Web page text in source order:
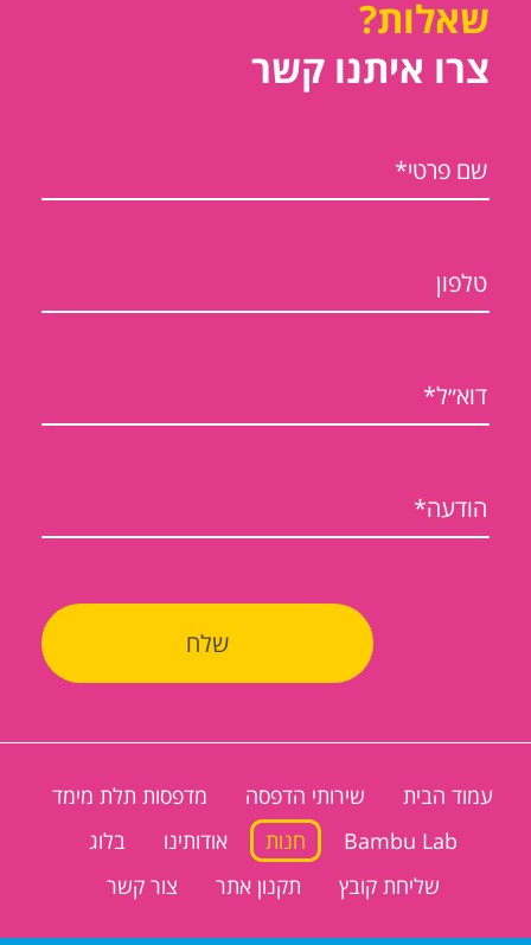
שאלות?
צרו איתנו קשר
עמוד הבית שירותי הדפסה
מדפסות תלת מימד
Bambu Lab
חנות אודותינו
בלוג
שליחת קובץ
תקנון אתר צור קשר